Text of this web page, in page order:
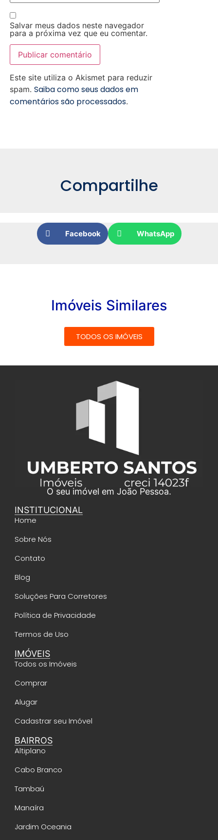
Salvar meus dados neste navegador
para a próxima vez que eu comentar.
Este site utiliza o Akismet para reduzir
spam. Saiba como seus dados em
comentários são processados.
Compartilhe
Facebook WhatsApp
Imóveis Similares
TODOS OS IMÓVEIS
O seu imóvel em João Pessoa.
INSTITUCIONAL
Home
Sobre Nós
Contato
Blog
Soluções Para Corretores
Política de Privacidade
Termos de Uso
IMÓVEIS
Todos os Imóveis
Comprar
Alugar
Cadastrar seu Imóvel
BAIRROS
Altiplano
Cabo Branco
Tambaú
Manaíra
Jardim Oceania